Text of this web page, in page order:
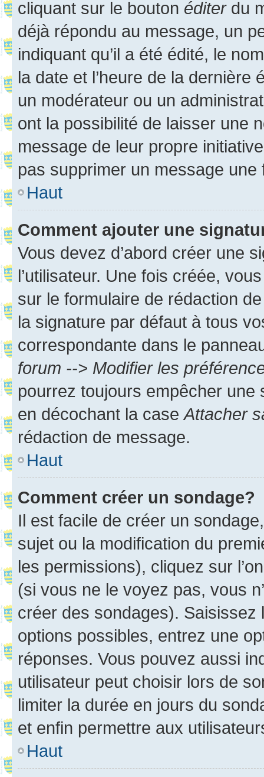
cliquant sur le bouton éditerdu
déjà répondu au message, un
indiquant qu’il a été édité, le
la date et l’heure de la dernière
un modérateur ou un
ont la possibilité de laisser une
message de leur propre
pas supprimer un message une
Haut
Comment ajouter une
Vous devez d’abord créer une
l’utilisateur. Une fois créée,
sur le formulaire de rédaction
la signature par défaut à tous
correspondante dans le
forum --> Modifier les
pourrez toujours empêcher une
en décochant la case Attacher
rédaction de message.
Haut
Comment créer un sondage?
Il est facile de créer un
sujet ou la modification du
les permissions), cliquez sur
(si vous ne le voyez pas, vous
créer des sondages).
options possibles, entrez une
réponses. Vous pouvez aussi
utilisateur peut choisir lors de
limiter la durée en jours du
et enfin permettre aux
Haut